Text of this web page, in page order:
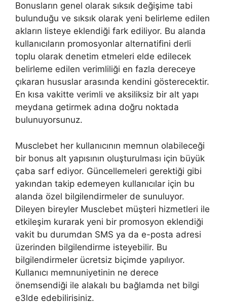
Bonusların genel olarak sıksık değişime tabi
bulunduğu ve sıksık olarak yeni belirleme edilen
akların listeye eklendiği fark ediliyor. Bu alanda
kullanıcıların promosyonlar alternatifini derli
toplu olarak denetim etmeleri elde edilecek
belirleme edilen verimliliği en fazla dereceye
çıkaran hususlar arasında kendini gösterecektir.
En kısa vakitte verimli ve aksiliksiz bir alt yapı
meydana getirmek adına doğru noktada
bulunuyorsunuz.
Musclebet her kullanıcının memnun olabileceği
bir bonus alt yapısının oluşturulması için büyük
çaba sarf ediyor. Güncellemeleri gerektiği gibi
yakından takip edemeyen kullanıcılar için bu
alanda özel bilgilendirmeler de sunuluyor.
Dileyen bireyler Musclebet müşteri hizmetleri ile
etkileşim kurarak yeni bir promosyon eklendiği
vakit bu durumdan SMS ya da e-posta adresi
üzerinden bilgilendirme isteyebilir. Bu
bilgilendirmeler ücretsiz biçimde yapılıyor.
Kullanıcı memnuniyetinin ne derece
önemsendiği ile alakalı bu bağlamda net bilgi
e3lde edebilirisiniz.